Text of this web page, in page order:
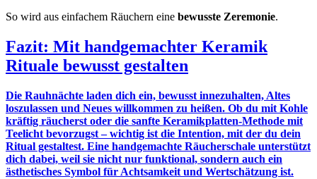
So wird aus einfachem Räuchern eine bewusste Zeremonie.
Fazit: Mit handgemachter Keramik
Rituale bewusst gestalten
Die Rauhnächte laden dich ein, bewusst innezuhalten, Altes
loszulassen und Neues willkommen zu heißen. Ob du mit Kohle
kräftig räucherst oder die sanfte Keramikplatten-Methode mit
Teelicht bevorzugst – wichtig ist die Intention, mit der du dein
Ritual gestaltest. Eine handgemachte Räucherschale unterstützt
dich dabei, weil sie nicht nur funktional, sondern auch ein
ästhetisches Symbol für Achtsamkeit und Wertschätzung ist.